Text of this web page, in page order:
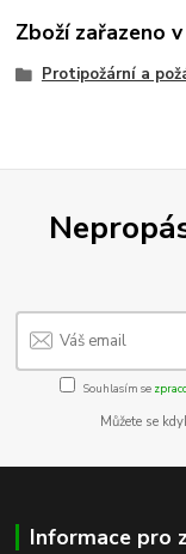
Zboží zařazeno
Protipožární a
Souhlasím se
Můžete se
Informace pro